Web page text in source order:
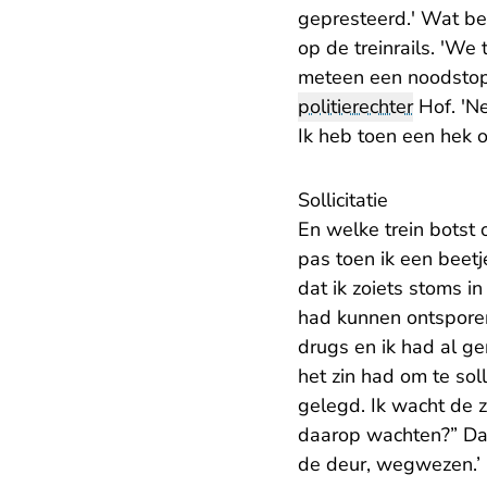
gepresteerd.' Wat
op de treinrails. 'We
meteen een
politierechterHof.
Ik heb toen een hek
Sollicitatie
En welke trein botst
pas toen ik een
dat ik zoiets stoms
had kunnen
drugs en ik had al
het zin had om te
gelegd. Ik wacht de
daarop wachten?”
de deur, wegwezen.’